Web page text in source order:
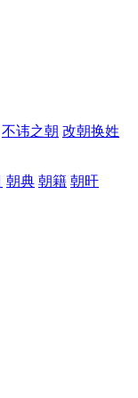
不讳之朝 改朝换姓
朝典 朝籍 朝旰